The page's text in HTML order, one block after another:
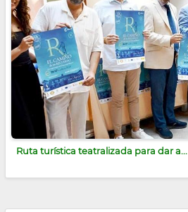
Ruta turística teatralizada para dar a...